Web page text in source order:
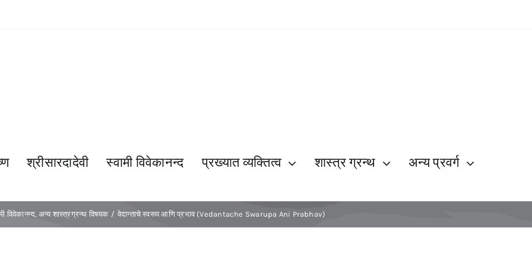
श्रीसारदादेवी स्वामी विवेकानन्द प्रख्यात व्यक्तित्व शास्त्र ग्रन्थ अन्य प्रवर्ग
विवेकानन्द अन्य शास्त्रग्रन्थ विषयक वेदान्ताचे स्वरूप आणि प्रभाव (Vedantache Swarupa Ani Prabhav)